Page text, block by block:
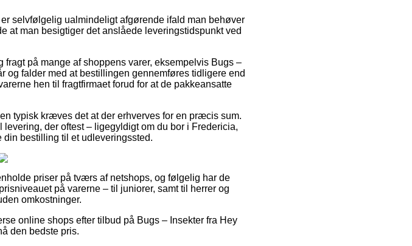
selvfølgelig ualmindeligt afgørende ifald man behøver
at man besigtiger det anslåede leveringstidspunkt ved
på mange af shoppens varer, eksempelvis Bugs –
og falder med at bestillingen gennemføres tidligere end
hen til fragtfirmaet forud for at de pakkeansatte
typisk kræves det at der erhverves for en præcis sum.
der oftest – ligegyldigt om du bor i Fredericia,
din bestilling til et udleveringssted.
priser på tværs af netshops, og følgelig har de
på varerne – til juniorer, samt til herrer og
omkostninger.
online shops efter tilbud på Bugs – Insekter fra Hey
den bedste pris.